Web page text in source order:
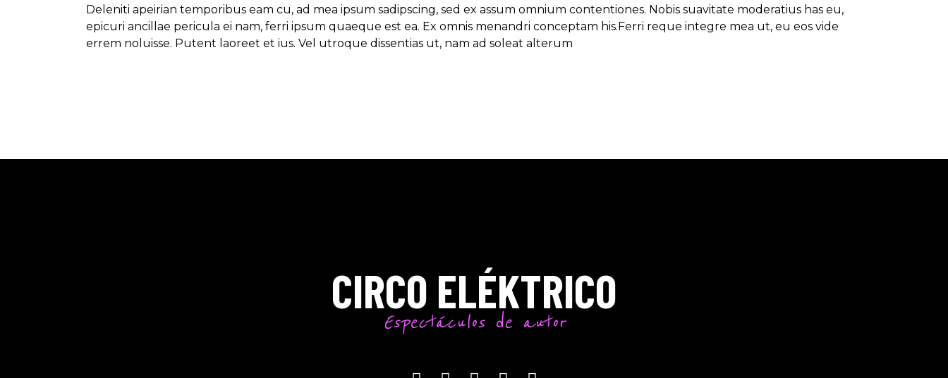
Deleniti apeirian temporibus eam cu, ad mea ipsum sadipscing, sed ex assum omnium contentiones. Nobis suavitate moderatius has eu,
epicuri ancillae pericula ei nam, ferri ipsum quaeque est ea. Ex omnis menandri conceptam his.Ferri reque integre mea ut, eu eos vide
errem noluisse. Putent laoreet et ius. Vel utroque dissentias ut, nam ad soleat alterum
CIRCO ELÉKTRICO
Espectáculos de autor